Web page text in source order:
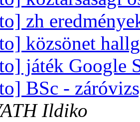
zh
közsönet
játék Google
BSc -
Ildiko